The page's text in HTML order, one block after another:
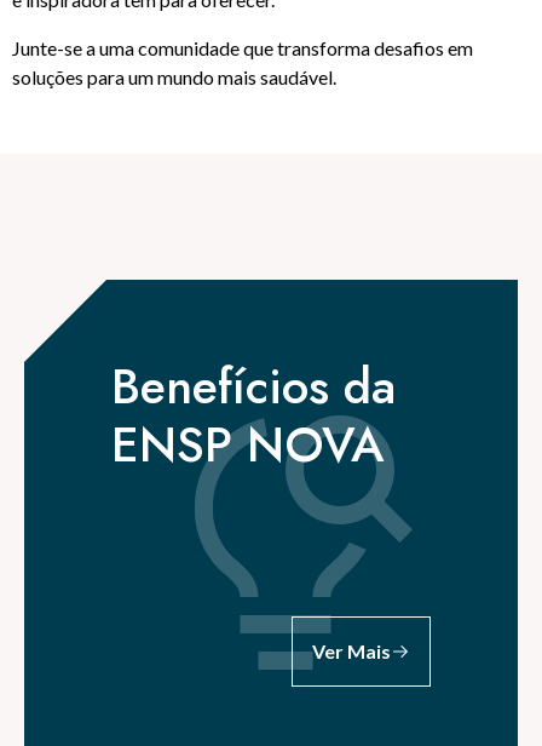
Junte-se a uma comunidade que transforma desafios em
soluções para um mundo mais saudável.
Benefícios da
ENSP NOVA
Ver Mais